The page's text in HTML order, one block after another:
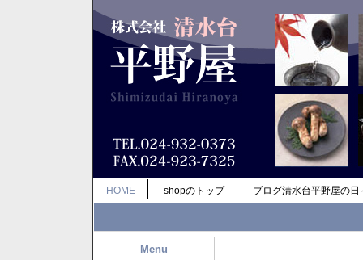
HOME shopのトップ ブログ清水台平野屋の日
Menu